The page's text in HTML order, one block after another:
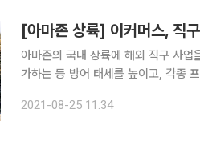
아마존의 국내 상륙에 해외 직구 사
가하는 등 방어 태세를 높이고, 각종
직구 상품 중 단 한 개만 구입해도 배
2021-08-25 11:34